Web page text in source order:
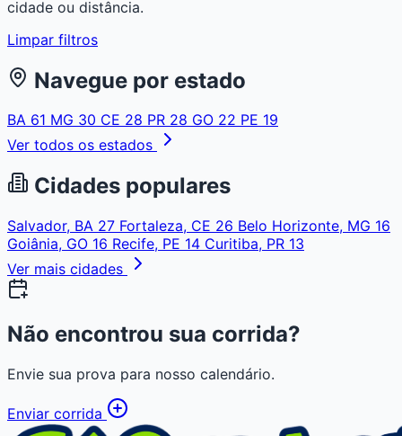
cidade ou distância.
Limpar filtros
Navegue por estado
BA 61 MG 30 CE 28 PR 28 GO 22 PE 19
Ver todos os estados
Cidades populares
Salvador, BA 27 Fortaleza, CE 26 Belo Horizonte, MG 16
Goiânia, GO 16 Recife, PE 14 Curitiba, PR 13
Ver mais cidades
Não encontrou sua corrida?
Envie sua prova para nosso calendário.
Enviar corrida